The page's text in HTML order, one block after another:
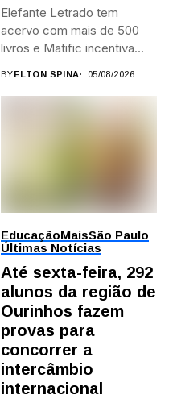
Elefante Letrado tem
acervo com mais de 500
livros e Matific incentiva...
BYELTON SPINA 05/08/2026
EducaçãoMaisSão Paulo
Últimas Notícias
Até sexta-feira, 292
alunos da região de
Ourinhos fazem
provas para
concorrer a
intercâmbio
internacional